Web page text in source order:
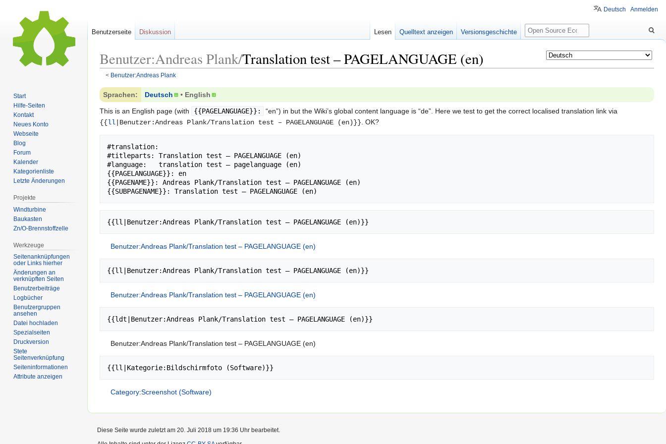
Benutzer:Andreas Plank/Translation test – PAGELANGUAGE (en)
< Benutzer:Andreas Plank
Zur
Navigation
springen
Zur
Suche
springen
Sprachen: Deutsch • ‎ English
This is an English page (with {{PAGELANGUAGE}}: en ) in but the Wiki’s global content language is de
. Here we test to get the correct localised translation link via
{{ll |Benutzer:Andreas Plank/Translation test – PAGELANGUAGE (en)}} . OK?
#translation:
#titleparts: Translation test – PAGELANGUAGE (en)
#language:   translation test – pagelanguage (en)
{{PAGELANGUAGE}}: en
{{PAGENAME}}: Andreas Plank/Translation test – PAGELANGUAGE (en)
Benutzer:Andreas Plank/Translation test – PAGELANGUAGE (en)
Benutzer:Andreas Plank/Translation test – PAGELANGUAGE (en)
Benutzer:Andreas Plank/Translation test – PAGELANGUAGE (en)
Category:Screenshot (Software)
Deutsch Anmelden
Benutzerseite Diskussion Lesen Quelltext anzeigen Versionsgeschichte
Suche
Start
Hilfe-Seiten
Kontakt
Neues Konto
Webseite
Blog
Forum
Kalender
Kategorienliste
Letzte Änderungen
Projekte
Windturbine
Baukasten
Zn/O-Brennstoffzelle
Werkzeuge
Seitenanknüpfungen
oder Links hierher
Änderungen an
verknüpften Seiten
Benutzerbeiträge
Logbücher
Benutzergruppen
ansehen
Datei hochladen
Spezialseiten
Druckversion
Stete
Seitenverknüpfung
Seiten­informationen
Attribute anzeigen
Diese Seite wurde zuletzt am 20. Juli 2018 um 19:36 Uhr bearbeitet.